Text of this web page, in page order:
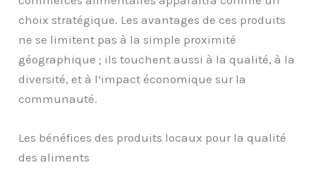
choix stratégique. Les avantages de ces produits
ne se limitent pas à la simple proximité
géographique ; ils touchent aussi à la qualité, à la
diversité, et à l’impact économique sur la
communauté.
Les bénéfices des produits locaux pour la qualité
des aliments